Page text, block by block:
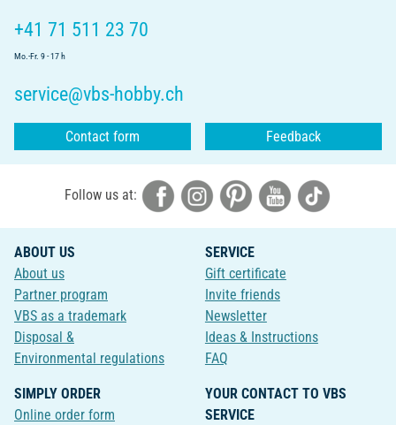
+41 71 511 23 70
Mo.-Fr. 9 - 17 h
service@vbs-hobby.ch
Contact form Feedback
Follow us at:
ABOUT US
About us
Partner program
VBS as a trademark
Disposal &
Environmental regulations
SERVICE
Gift certificate
Invite friends
Newsletter
Ideas & Instructions
FAQ
SIMPLY ORDER
Online order form
YOUR CONTACT TO VBS
SERVICE